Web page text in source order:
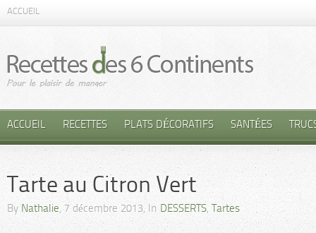
ACCUEIL
ACCUEIL RECETTES PLATS DÉCORATIFS SANTÉES
Tarte au Citron Vert
By Nathalie, 7 décembre 2013, In DESSERTS, Tartes